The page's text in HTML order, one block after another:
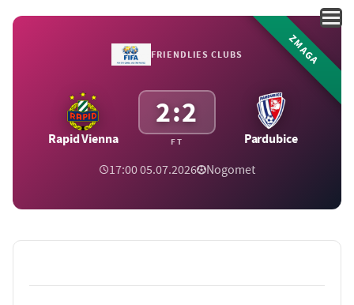
FRIENDLIES CLUBS
Rapid Vienna
2:2
FT Pardubice
17:00 05.07.2026 Nogomet
ZMAGA